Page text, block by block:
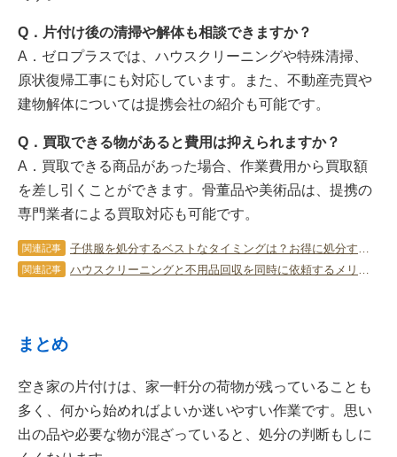
Q．片付け後の清掃や解体も相談できますか？
A．ゼロプラスでは、ハウスクリーニングや特殊清掃、
原状復帰工事にも対応しています。また、不動産売買や
建物解体については提携会社の紹介も可能です。
Q．買取できる物があると費用は抑えられますか？
A．買取できる商品があった場合、作業費用から買取額
を差し引くことができます。骨董品や美術品は、提携の
専門業者による買取対応も可能です。
関連記事 子供服を処分するベストなタイミングは？お得に処分する方法も紹介
関連記事 ハウスクリーニングと不用品回収を同時に依頼するメリットと注意点
まとめ
空き家の片付けは、家一軒分の荷物が残っていることも
多く、何から始めればよいか迷いやすい作業です。思い
出の品や必要な物が混ざっていると、処分の判断もしに